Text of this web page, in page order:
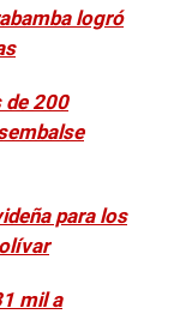
logró
de 200
para los
mil a